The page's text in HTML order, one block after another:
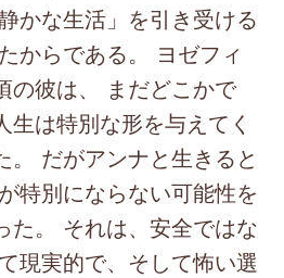
かな生活」を引き受ける
からである。 ヨゼフィ
の彼は、 まだどこかで
生は特別な形を与えてく
。 だがアンナと生きると
特別にならない可能性を
た。 それは、安全ではな
現実的で、そして怖い選